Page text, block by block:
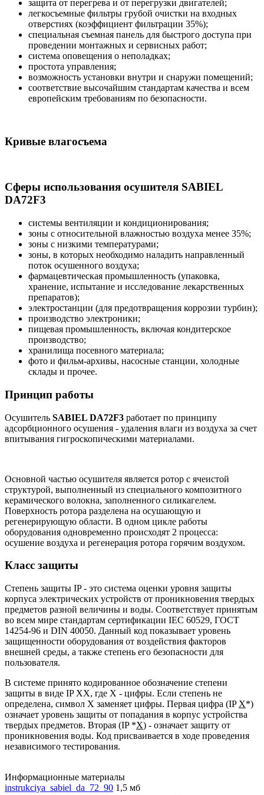
защита от перегрева и от перегрузки двигателей;
легкосъемные фильтры грубой очистки на входных
отверстиях (коэффициент фильтрации 35%);
специальная съемная панель для быстрого доступа при
проведении монтажных и сервисных работ;
система оповещения о неполадках;
простота управления;
возможность установки внутри и снаружи помещений;
соответствие высочайшим стандартам качества и всем
европейским требованиям по безопасности.
Кривые влагосъема
Сферы использования осушителя SABIEL
DA72F3
системы вентиляции и кондиционирования;
зоны с относительной влажностью воздуха менее 35%;
зоны с низкими температурами;
зоны, в которых необходимо наладить направленный
поток осушенного воздуха;
фармацевтическая промышленность (упаковка,
хранение, испытание и исследование лекарственных
препаратов);
электростанции (для предотвращения коррозии турбин);
производство электроники;
пищевая промышленность, включая кондитерское
производство;
хранилища посевного материала;
фото и фильм-архивы, насосные станции, холодные
склады и прочее.
Принцип работы
Осушитель SABIEL DA72F3 работает по принципу
адсорбционного осушения - удаления влаги из воздуха за счет
впитывания гигроскопическими материалами.
Основной частью осушителя является ротор с ячеистой
структурой, выполненный из специального композитного
керамического волокна, заполненного силикагелем.
Поверхность ротора разделена на осушающую и
регенерирующую области. В одном цикле работы
оборудования одновременно происходят 2 процесса:
осушение воздуха и регенерация ротора горячим воздухом.
Класс защиты
Степень защиты IP - это система оценки уровня защиты
корпуса электрических устройств от проникновения твердых
предметов разной величины и воды. Соответствует принятым
во всем мире стандартам сертификации IEC 60529, ГОСТ
14254-96 и DIN 40050. Данный код показывает уровень
защищенности оборудования от воздействия факторов
внешней среды, а также степень его безопасности для
пользователя.
В системе принято кодированное обозначение степени
защиты в виде IP XX, где X - цифры. Если степень не
определена, символ X заменяет цифры. Первая цифра (IP X*)
означает уровень защиты от попадания в корпус устройства
твердых предметов. Вторая (IP *X) - означает защиту от
проникновения воды. Код присваивается в ходе проведения
независимого тестирования.
Информационные материалы
instrukciya_sabiel_da_72_90 1,5 мб